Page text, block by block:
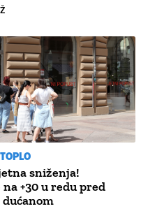
sniženja!
+30 u redu pred